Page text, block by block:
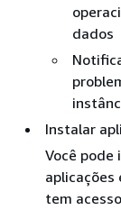
dados
Instalar
Você
aplicações
tem